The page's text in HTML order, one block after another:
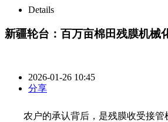
Details
新疆轮台：百万亩棉田残膜机械
2026-01-26 10:45
分享
农户的承认背后，是残膜收受接管